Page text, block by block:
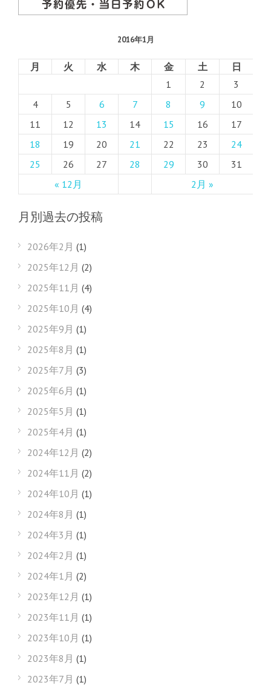
2016年1月
月 火 水 木 金 土 日
« 12月 2月 »
1 2
3
4
5 6 7 8 9
10
11
12 13 14 15 16
17
18
19 20 21 22 23
24
25
26 27 28 29 30 31
月別過去の投稿
2026年2月 (1)
2025年12月 (2)
2025年11月 (4)
2025年10月 (4)
2025年9月 (1)
2025年8月 (1)
2025年7月 (3)
2025年6月 (1)
2025年5月 (1)
2025年4月 (1)
2024年12月 (2)
2024年11月 (2)
2024年10月 (1)
2024年8月 (1)
2024年3月 (1)
2024年2月 (1)
2024年1月 (2)
2023年12月 (1)
2023年11月 (1)
2023年10月 (1)
2023年8月 (1)
2023年7月 (1)